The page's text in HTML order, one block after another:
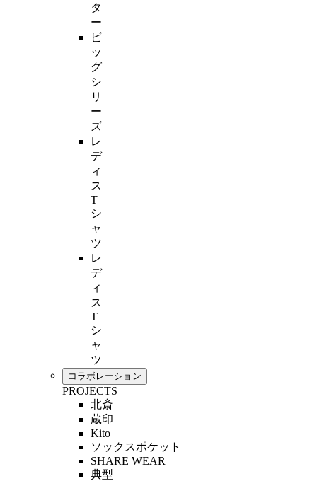
タ
ー
ビ
ッ
グ
シ
リ
ー
ズ
レ
デ
ィ
ス
T
シ
ャ
ツ
レ
デ
ィ
ス
T
シ
ャ
ツ
コラボレーション
PROJECTS
北斎
蔵印
Kito
ソックスポケット
SHARE WEAR
典型